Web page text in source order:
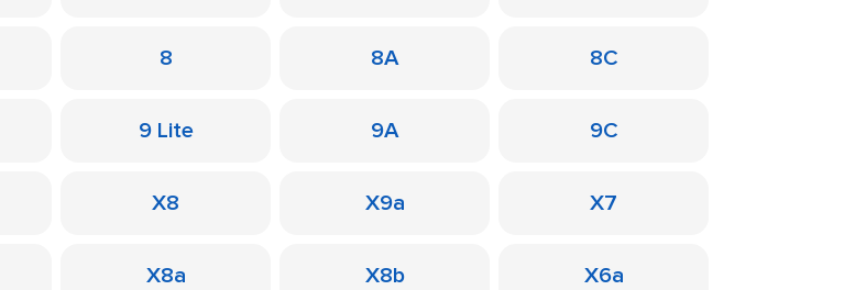
8 8A 8C
9 Lite 9A 9C
X8 X9a X7
X8a X8b X6a